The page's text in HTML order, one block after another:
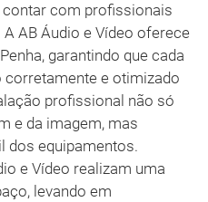
com profissionais
AB Áudio e Vídeo oferece
garantindo que cada
e otimizado
profissional não só
e da imagem, mas
dos equipamentos.
e Vídeo realizam uma
levando em